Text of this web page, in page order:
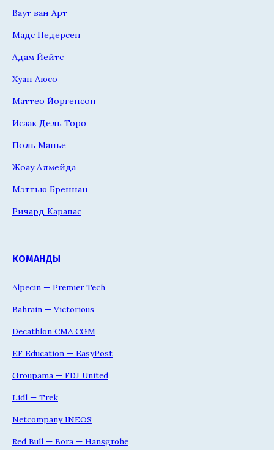
Ваут ван Арт
Мадс Педерсен
Адам Йейтс
Хуан Аюсо
Маттео Йоргенсон
Исаак Дель Торо
Поль Манье
Жоау Алмейда
Мэттью Бреннан
Ричард Карапас
КОМАНДЫ
Alpecin — Premier Tech
Bahrain — Victorious
Decathlon CMA CGM
EF Education — EasyPost
Groupama — FDJ United
Lidl — Trek
Netcompany INEOS
Red Bull — Bora — Hansgrohe